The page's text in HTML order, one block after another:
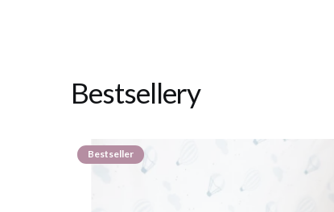
Bestsellery
Bestseller